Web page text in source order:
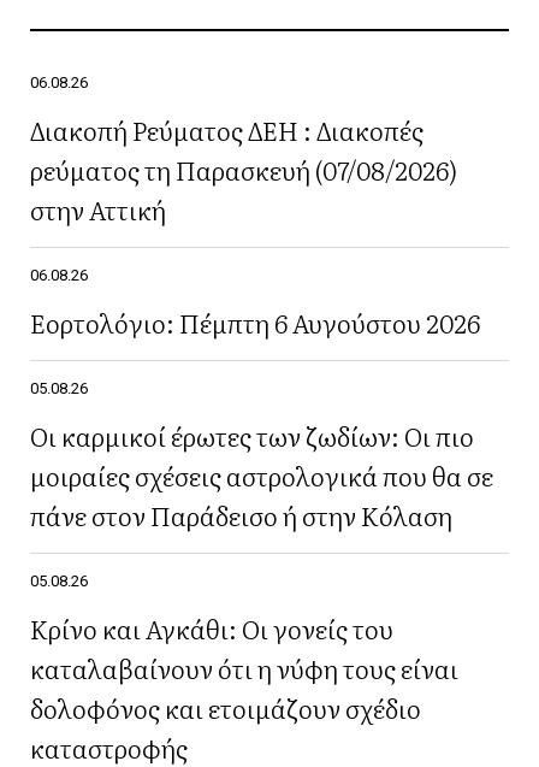
06.08.26
Διακοπή Ρεύματος ΔΕΗ : Διακοπές
ρεύματος τη Παρασκευή (07/08/2026)
στην Αττική
06.08.26
Εορτολόγιο: Πέμπτη 6 Αυγούστου 2026
05.08.26
Οι καρμικοί έρωτες των ζωδίων: Οι πιο
μοιραίες σχέσεις αστρολογικά που θα σε
πάνε στον Παράδεισο ή στην Κόλαση
05.08.26
Κρίνο και Αγκάθι: Οι γονείς του
καταλαβαίνουν ότι η νύφη τους είναι
δολοφόνος και ετοιμάζουν σχέδιο
καταστροφής